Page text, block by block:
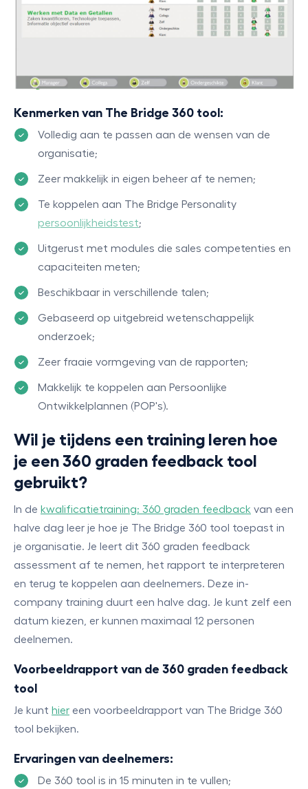
Kenmerken van The Bridge 360 tool:
Volledig aan te passen aan de wensen van de
organisatie;
Zeer makkelijk in eigen beheer af te nemen;
Te koppelen aan The Bridge Personality
persoonlijkheidstest;
Uitgerust met modules die sales competenties en
capaciteiten meten;
Beschikbaar in verschillende talen;
Gebaseerd op uitgebreid wetenschappelijk
onderzoek;
Zeer fraaie vormgeving van de rapporten;
Makkelijk te koppelen aan Persoonlijke
Ontwikkelplannen (POP's).
Wil je tijdens een training leren hoe
je een 360 graden feedback tool
gebruikt?
In de kwalificatietraining: 360 graden feedback van een
halve dag leer je hoe je The Bridge 360 tool toepast in
je organisatie. Je leert dit 360 graden feedback
assessment af te nemen, het rapport te interpreteren
en terug te koppelen aan deelnemers. Deze in-
company training duurt een halve dag. Je kunt zelf een
datum kiezen, er kunnen maximaal 12 personen
deelnemen.
Voorbeeldrapport van de 360 graden feedback
tool
Je kunt hier een voorbeeldrapport van The Bridge 360
tool bekijken.
Ervaringen van deelnemers:
De 360 tool is in 15 minuten in te vullen;